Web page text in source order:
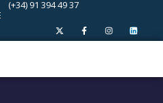
(+34) 91 394 49 37